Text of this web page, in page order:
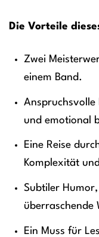
Die Vorteile
Zwei
einem Band.
und emotional
Eine Reise
Komplexität
Subtiler
überraschende
Ein Muss für